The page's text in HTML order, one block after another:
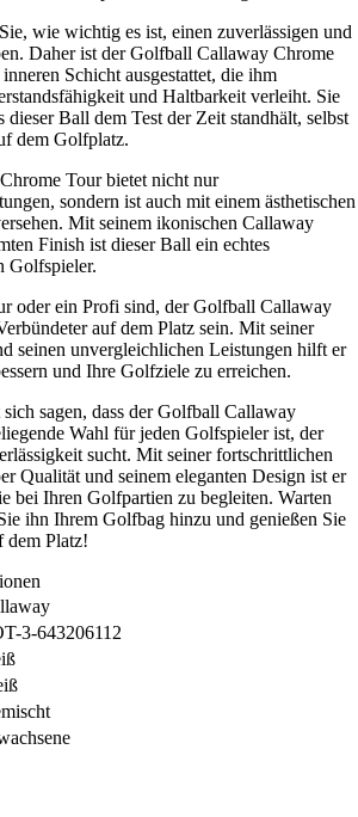
wie wichtig es ist, einen zuverlässigen und
Daher ist der Golfball Callaway Chrome
Schicht ausgestattet, die ihm
und Haltbarkeit verleiht. Sie
dieser Ball dem Test der Zeit standhält, selbst
dem Golfplatz.
Tour bietet nicht nur
sondern ist auch mit einem ästhetischen
Mit seinem ikonischen Callaway
Finish ist dieser Ball ein echtes
Golfspieler.
oder ein Profi sind, der Golfball Callaway
auf dem Platz sein. Mit seiner
seinen unvergleichlichen Leistungen hilft er
und Ihre Golfziele zu erreichen.
sich sagen, dass der Golfball Callaway
Wahl für jeden Golfspieler ist, der
sucht. Mit seiner fortschrittlichen
Qualität und seinem eleganten Design ist er
bei Ihren Golfpartien zu begleiten. Warten
ihn Ihrem Golfbag hinzu und genießen Sie
dem Platz!
3-643206112